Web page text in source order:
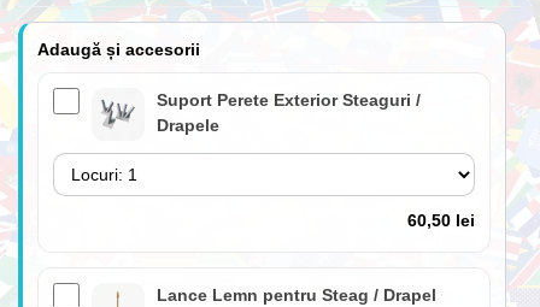
Adaugă și accesorii
Suport Perete Exterior Steaguri /
Drapele
60,50 lei
Lance Lemn pentru Steag / Drapel